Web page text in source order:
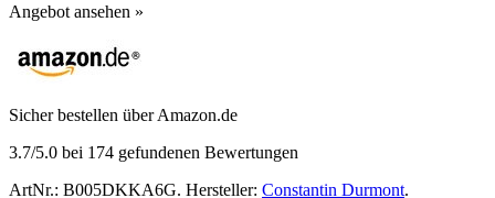
Angebot ansehen »
Sicher bestellen über Amazon.de
3.7/5.0 bei 174 gefundenen Bewertungen
ArtNr.: B005DKKA6G. Hersteller: Constantin Durmont.